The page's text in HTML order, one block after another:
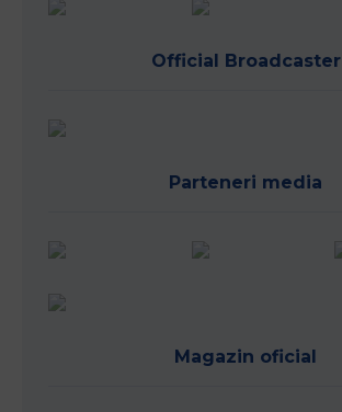
Official Broadcaster
Parteneri media
Magazin oficial